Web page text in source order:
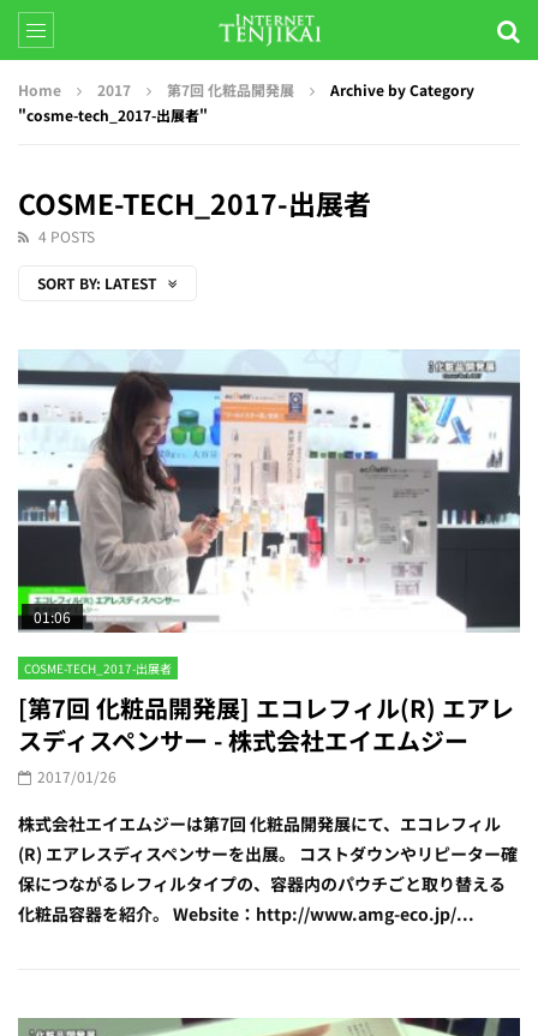
Home 2017 第7回 化粧品開発展
Archive by Category
"cosme-tech_2017-出展者"
COSME-TECH_2017-出展者
4 POSTS
SORT BY: LATEST
01:06
COSME-TECH_2017-出展者
[第7回 化粧品開発展] エコレフィル(R) エアレ
スディスペンサー - 株式会社エイエムジー
2017/01/26
株式会社エイエムジーは第7回 化粧品開発展にて、エコレフィル
(R) エアレスディスペンサーを出展。 コストダウンやリピーター確
保につながるレフィルタイプの、容器内のパウチごと取り替える
化粧品容器を紹介。 Website：http://www.amg-eco.jp/...